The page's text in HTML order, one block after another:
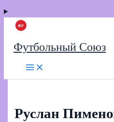
Футбольный Союз
Руслан